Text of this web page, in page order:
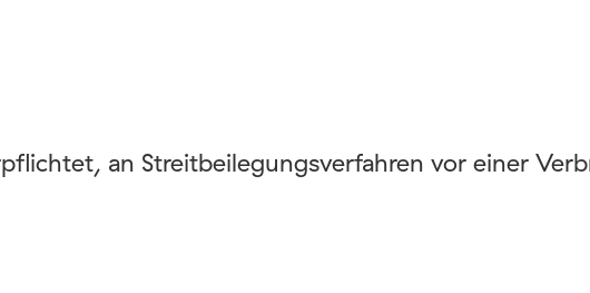
an Streitbeilegungsverfahren vor einer